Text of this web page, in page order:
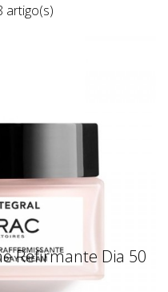
artigo(s)
Refirmante Dia 50